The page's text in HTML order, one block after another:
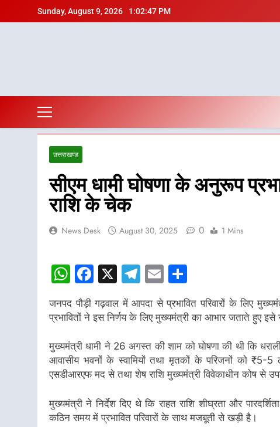
to
Sunday, August 9, 2026 1:02:48 PM
उत्तराखण्ड
सीएम धामी घोषणा के अनुरूप
राशि के चेक
News Desk August 30, 2025 0 1 Mins
WhatsApp
Facebook
X Telegram
Email
जनपद पौड़ी गढ़वाल में आपदा से प्रभावित परिवारों के लिए
प्रभावितों ने इस निर्णय के लिए मुख्यमंत्री का आभार जताते हुए
मुख्यमंत्री धामी ने 26 अगस्त की शाम को घोषणा की थी कि
आवासीय भवनों के स्वामियों तथा मृतकों के परिजनों को ₹5-
एसडीआरएफ मद से तथा शेष राशि मुख्यमंत्री विवेकाधीन कोष से
मुख्यमंत्री ने निर्देश दिए थे कि राहत राशि शीघ्रता और
कठिन समय में प्रभावित परिवारों के साथ मजबूती से खड़ी है।